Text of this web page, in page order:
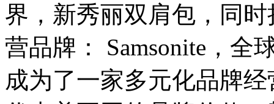
界，新秀丽双肩包，同
营品牌： Samsonite，全
成为了一家多元化品牌